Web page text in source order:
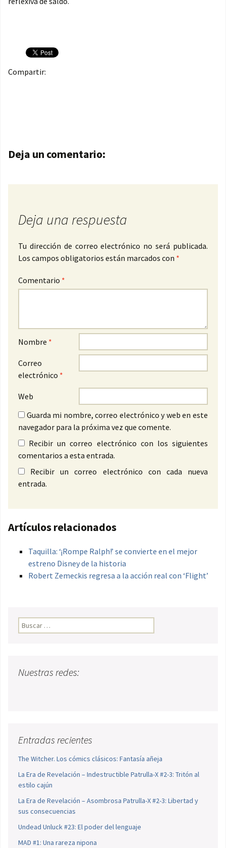
Compartir:
Navegación de entradas
Deja un comentario:
Deja una respuesta
Tu dirección de correo electrónico no será publicada.
Los campos obligatorios están marcados con *
Comentario *
Nombre *
Correo
electrónico *
Web
Guarda mi nombre, correo electrónico y web en este
navegador para la próxima vez que comente.
Recibir un correo electrónico con los siguientes
comentarios a esta entrada.
Recibir un correo electrónico con cada nueva
entrada.
Artículos relacionados
Taquilla: ‘¡Rompe Ralph!’ se convierte en el mejor
estreno Disney de la historia
Robert Zemeckis regresa a la acción real con ‘Flight’
Buscar:
Nuestras redes:
Entradas recientes
The Witcher. Los cómics clásicos: Fantasía añeja
La Era de Revelación – Indestructible Patrulla-X #2-3: Tritón al
estilo cajún
La Era de Revelación – Asombrosa Patrulla-X #2-3: Libertad y
sus consecuencias
Undead Unluck #23: El poder del lenguaje
MAD #1: Una rareza nipona